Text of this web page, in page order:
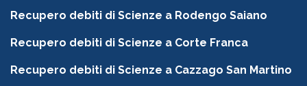
Recupero debiti di Scienze a Rodengo Saiano
Recupero debiti di Scienze a Corte Franca
Recupero debiti di Scienze a Cazzago San Martino